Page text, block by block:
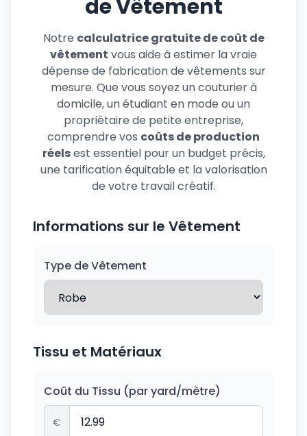
de Vêtement
Notre calculatrice gratuite de coût de
vêtement vous aide à estimer la vraie
dépense de fabrication de vêtements sur
mesure. Que vous soyez un couturier à
domicile, un étudiant en mode ou un
propriétaire de petite entreprise,
comprendre vos coûts de production
réelsest essentiel pour un budget précis,
une tarification équitable et la valorisation
de votre travail créatif.
Informations sur le Vêtement
Type de Vêtement
Tissu et Matériaux
Coût du Tissu (par yard/mètre)
€